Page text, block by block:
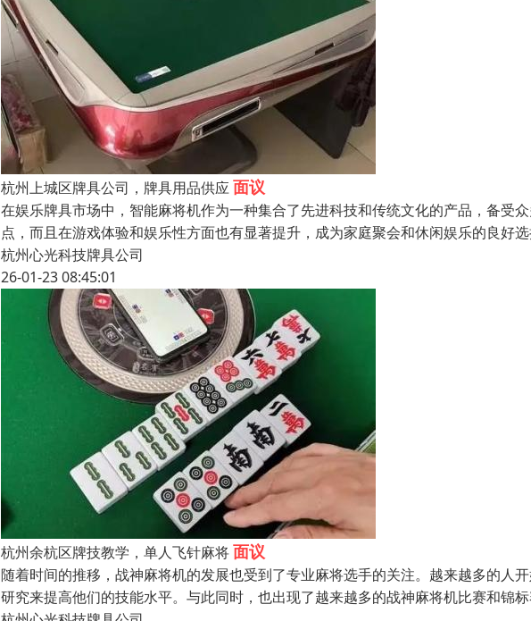
杭州上城区牌具公司，牌具用品供应面议
在娱乐牌具市场中，智能麻将机作为一种集合了先进科技和传统文化的产品，备受
点，而且在游戏体验和娱乐性方面也有显著提升，成为家庭聚会和休闲娱乐的良好
杭州心光科技牌具公司
26-01-23 08:45:01
杭州余杭区牌技教学，单人飞针麻将面议
随着时间的推移，战神麻将机的发展也受到了专业麻将选手的关注。越来越多的人
研究来提高他们的技能水平。与此同时，也出现了越来越多的战神麻将机比赛和锦